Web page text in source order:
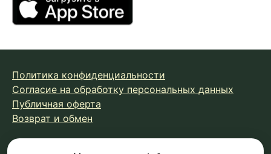
Политика конфиденциальности
Согласие на обработку персональных данных
Публичная оферта
Возврат и обмен